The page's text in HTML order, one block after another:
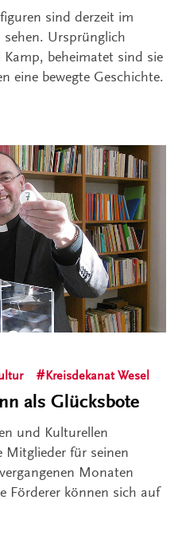
sind derzeit im
Ursprünglich
beheimatet sind sie
eine bewegte Geschichte.
Kreisdekanat Wesel
als Glücksbote
und Kulturellen
Mitglieder für seinen
Monaten
Förderer können sich auf